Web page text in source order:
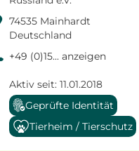
74535 Mainhardt
Deutschland
+49 (0)15... anzeigen
Aktiv seit: 11.01.2018
Geprüfte Identität
Tierheim / Tierschutz